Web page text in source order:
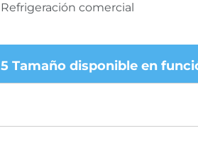
Refrigeración comercial
5 Tamaño disponible en